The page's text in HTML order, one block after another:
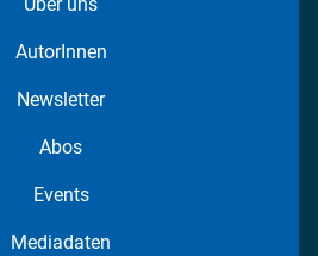
Über uns
AutorInnen
Newsletter
Abos
Events
Mediadaten